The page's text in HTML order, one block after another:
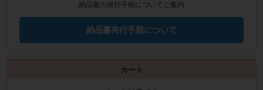
納品書の発行手順についてご案内
納品書発行手順について
カート